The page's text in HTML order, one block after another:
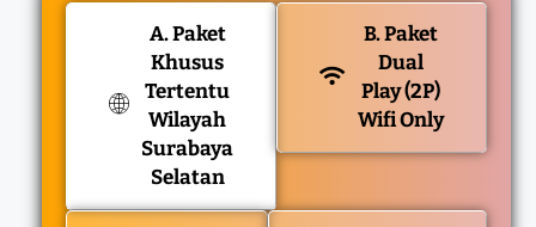
A. Paket
Khusus
Tertentu
Wilayah
Surabaya
Selatan
B. Paket
Dual
Play (2P)
Wifi Only